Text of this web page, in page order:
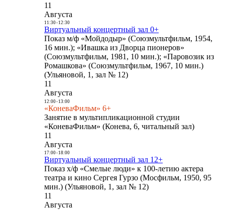
11
Августа
11:30- 12:30
Виртуальный концертный зал 0+
Показ м/ф «Мойдодыр» (Союзмультфильм, 1954,
16 мин.); «Ивашка из Дворца пионеров»
(Союзмультфильм, 1981, 10 мин.); «Паровозик из
Ромашкова» (Союзмультфильм, 1967, 10 мин.)
(Ульяновой, 1, зал № 12)
11
Августа
12:00- 13:00
«КоневаФильм» 6+
Занятие в мультипликационной студии
«КоневаФильм» (Конева, 6, читальный зал)
11
Августа
17:00- 18:00
Виртуальный концертный зал 12+
Показ х/ф «Смелые люди» к 100-летию актера
театра и кино Сергея Гурзо (Мосфильм, 1950, 95
мин.) (Ульяновой, 1, зал № 12)
11
Августа